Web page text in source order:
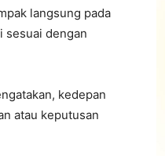
langsung pada
sesuai dengan
kedepan
atau keputusan